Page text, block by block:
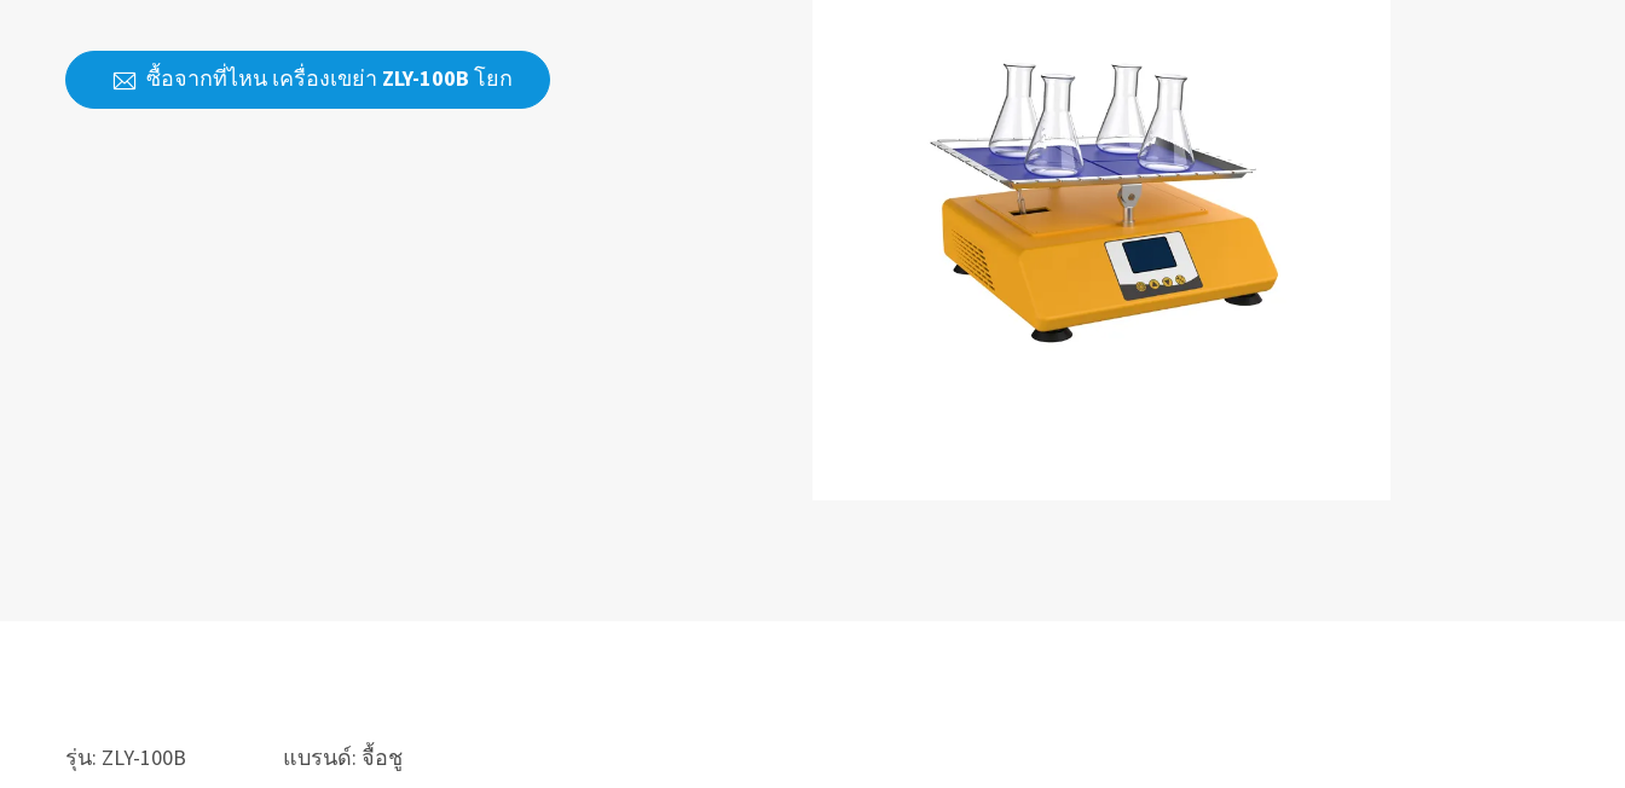
 ซื้อจากที่ไหน เครื่องเขย่า ZLY-100B โยก
รุ่น: ZLY-100B แบรนด์: จื้อชู